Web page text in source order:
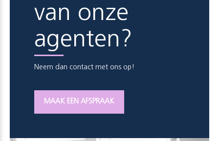
van onze
agenten?
Neem dan contact met ons op!
MAAK EEN AFSPRAAK